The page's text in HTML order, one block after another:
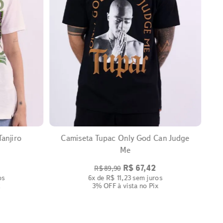
Camiseta Tupac Only God Can Judge
Me
R$89,90 R$ 67,42
6x de R$ 11,23sem juros
3% OFFà vista no Pix